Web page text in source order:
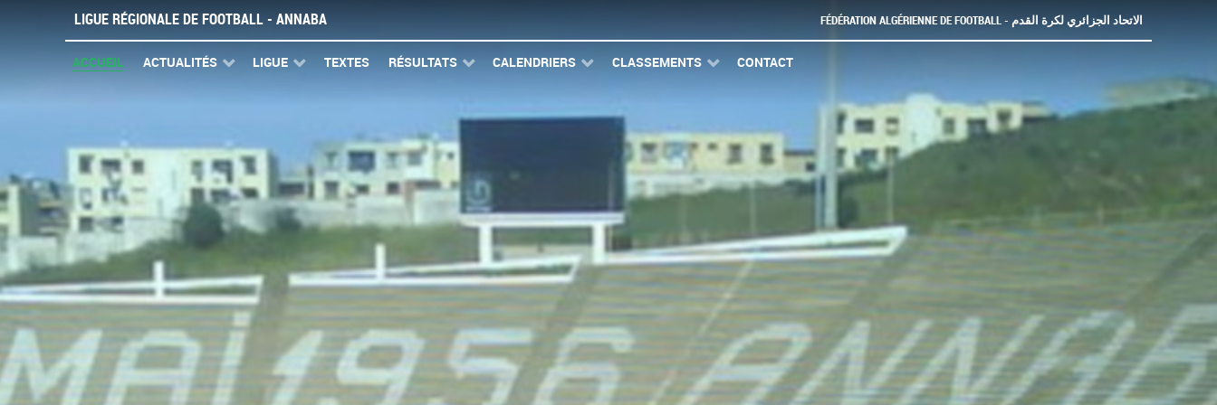
LIGUE RÉGIONALE DE FOOTBALL - ANNABA FÉDÉRATION ALGÉRIENNE DE FOOTBALL - الاتحاد الجزائري لكرة القدم
ACCUEIL ACTUALITÉS LIGUE TEXTES RÉSULTATS CALENDRIERS CLASSEMENTS CONTACT